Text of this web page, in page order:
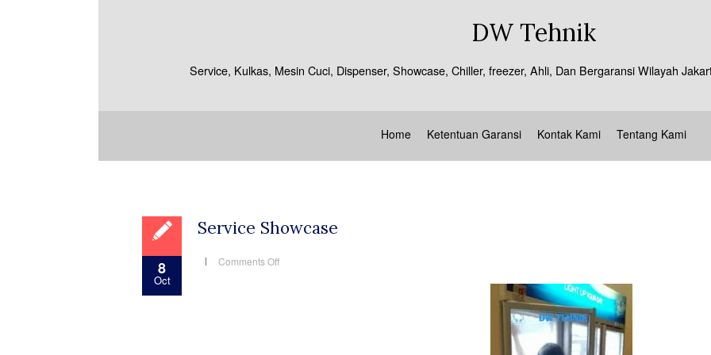
DW Tehnik
Service, Kulkas, Mesin Cuci, Dispenser, Showcase, Chiller, freezer, Ahli, Dan Bergaransi Wilayah
Home Ketentuan Garansi Kontak Kami Tentang Kami
8
Oct
Service Showcase
Comments Offon